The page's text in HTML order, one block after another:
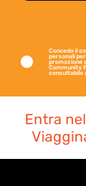
Concedo il
personali
promozione
Community
consultabile
Entra